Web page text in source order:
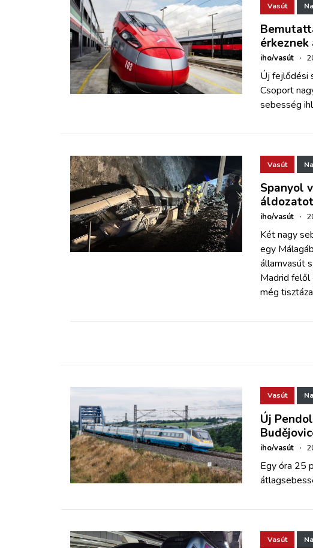
Vasút
iho/vasút ·
Új fejlődési
Csoport
sebesség
Vasút
Spanyol
iho/vasút ·
Két nagy
egy
államvasút
Madrid
még
Vasút
Új
iho/vasút ·
Egy óra 25
Vasút